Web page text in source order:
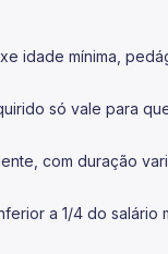
idade mínima,
só vale para
com duração
a 1/4 do